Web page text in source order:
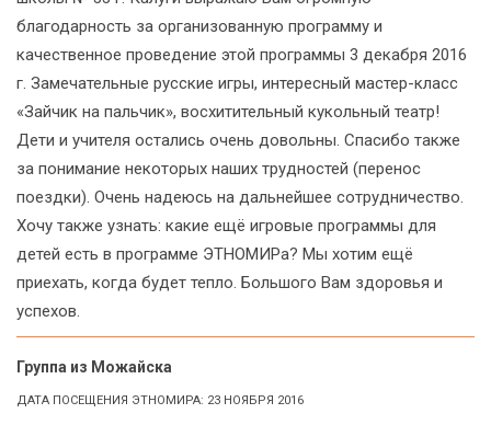
благодарность за организованную программу и
качественное проведение этой программы 3 декабря 2016
г. Замечательные русские игры, интересный мастер-класс
«Зайчик на пальчик», восхитительный кукольный театр!
Дети и учителя остались очень довольны. Спасибо также
за понимание некоторых наших трудностей (перенос
поездки). Очень надеюсь на дальнейшее сотрудничество.
Хочу также узнать: какие ещё игровые программы для
детей есть в программе ЭТНОМИРа? Мы хотим ещё
приехать, когда будет тепло. Большого Вам здоровья и
успехов.
Группа из Можайска
ДАТА ПОСЕЩЕНИЯ ЭТНОМИРА: 23 НОЯБРЯ 2016